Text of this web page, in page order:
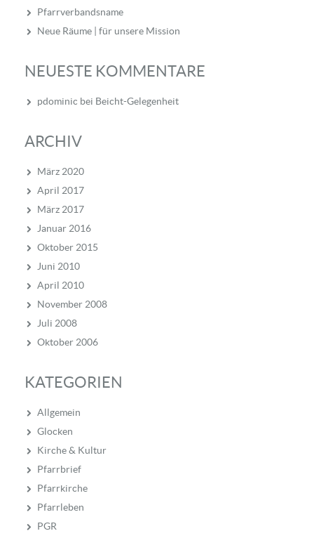
Pfarrverbandsname
Neue Räume | für unsere Mission
NEUESTE KOMMENTARE
pdominic bei Beicht-Gelegenheit
ARCHIV
März 2020
April 2017
März 2017
Januar 2016
Oktober 2015
Juni 2010
April 2010
November 2008
Juli 2008
Oktober 2006
KATEGORIEN
Allgemein
Glocken
Kirche & Kultur
Pfarrbrief
Pfarrkirche
Pfarrleben
PGR